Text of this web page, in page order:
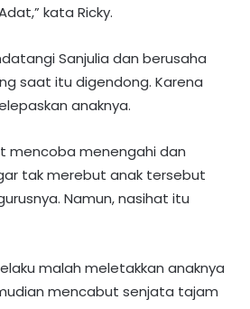
kata Ricky.
Sanjulia dan berusaha
saat itu digendong. Karena
anaknya.
mencoba menengahi dan
tak merebut anak tersebut
Namun, nasihat itu
malah meletakkan anaknya
mencabut senjata tajam